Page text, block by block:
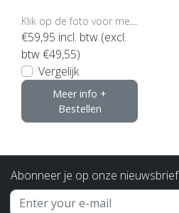
€59,95 incl. btw (excl.
btw €49,55)
Vergelijk
Meer info +
Bestellen
Abonneer je op onze nieuwsbrief